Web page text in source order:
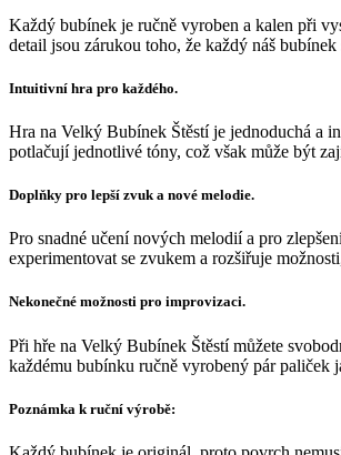
Každý bubínek je ručně vyroben a kalen při
detail jsou zárukou toho, že každý náš
Intuitivní hra pro každého.
Hra na Velký Bubínek Štěstí je jednoduchá a
potlačují jednotlivé tóny, což však může být
Doplňky pro lepší zvuk a nové melodie.
Pro snadné učení nových melodií a pro
experimentovat se zvukem a rozšiřuje
Nekonečné možnosti pro improvizaci.
Při hře na Velký Bubínek Štěstí můžete
každému bubínku ručně vyrobený pár paliček
Poznámka k ruční výrobě: